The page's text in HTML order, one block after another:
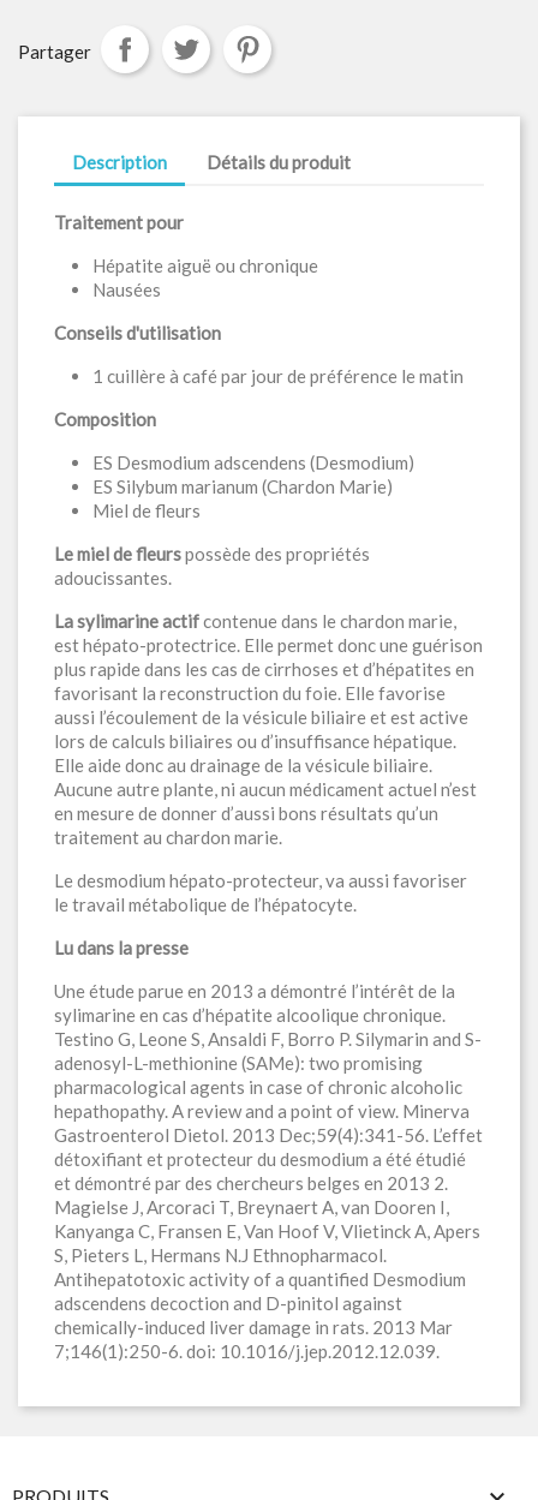
Partager
Description Détails du produit
Traitement pour
Hépatite aiguë ou chronique
Nausées
Conseils d'utilisation
1 cuillère à café par jour de préférence le matin
Composition
ES Desmodium adscendens (Desmodium)
ES Silybum marianum (Chardon Marie)
Miel de fleurs
Le miel de fleurspossède des propriétés
adoucissantes.
La sylimarine actifcontenue dans le chardon marie,
est hépato-protectrice. Elle permet donc une guérison
plus rapide dans les cas de cirrhoses et d’hépatites en
favorisant la reconstruction du foie. Elle favorise
aussi l’écoulement de la vésicule biliaire et est active
lors de calculs biliaires ou d’insuffisance hépatique.
Elle aide donc au drainage de la vésicule biliaire.
Aucune autre plante, ni aucun médicament actuel n’est
en mesure de donner d’aussi bons résultats qu’un
traitement au chardon marie.
Le desmodium hépato-protecteur, va aussi favoriser
le travail métabolique de l’hépatocyte.
Lu dans la presse
Une étude parue en 2013 a démontré l’intérêt de la
sylimarine en cas d’hépatite alcoolique chronique.
Testino G, Leone S, Ansaldi F, Borro P. Silymarin and S-
adenosyl-L-methionine (SAMe): two promising
pharmacological agents in case of chronic alcoholic
hepathopathy. A review and a point of view. Minerva
Gastroenterol Dietol. 2013 Dec;59(4):341-56. L’effet
détoxifiant et protecteur du desmodium a été étudié
et démontré par des chercheurs belges en 2013 2.
Magielse J, Arcoraci T, Breynaert A, van Dooren I,
Kanyanga C, Fransen E, Van Hoof V, Vlietinck A, Apers
S, Pieters L, Hermans N.J Ethnopharmacol.
Antihepatotoxic activity of a quantified Desmodium
adscendens decoction and D-pinitol against
chemically-induced liver damage in rats. 2013 Mar
7;146(1):250-6. doi: 10.1016/j.jep.2012.12.039.